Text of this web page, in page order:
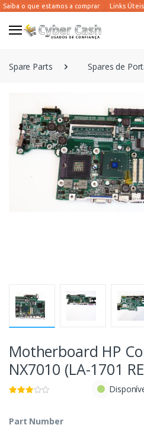
Spare Parts Spares de
Motherboard HP
NX7010 (LA-1701
Part Number